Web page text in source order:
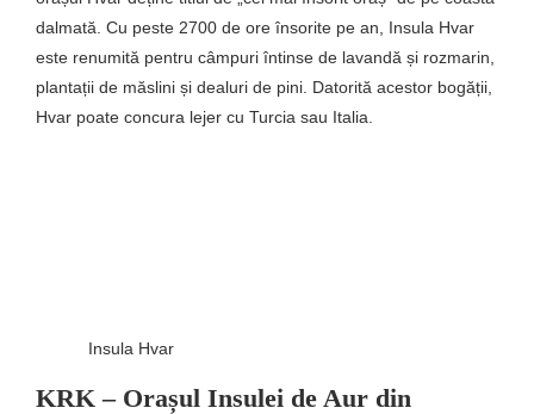
dalmată. Cu peste 2700 de ore însorite pe an, Insula Hvar
este renumită pentru câmpuri întinse de lavandă și rozmarin,
plantații de măslini și dealuri de pini. Datorită acestor bogății,
Hvar poate concura lejer cu Turcia sau Italia.
Insula Hvar
KRK – Orașul Insulei de Aur din